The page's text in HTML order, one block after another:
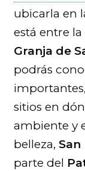
ubicarla en
está entre
Granja de
podrás
sitios en
ambiente y
belleza,
parte del